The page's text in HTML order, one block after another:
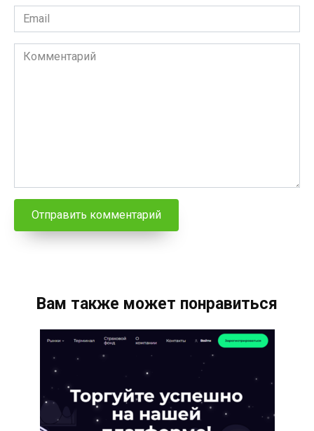
Email
*
Комментарий
Вам также может понравиться